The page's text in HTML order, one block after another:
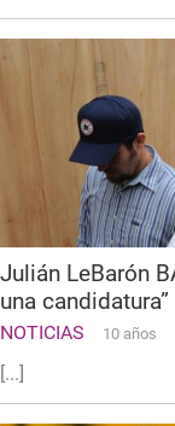
Julián LeBarón
una candidatura”
NOTICIAS 10 años
[...]